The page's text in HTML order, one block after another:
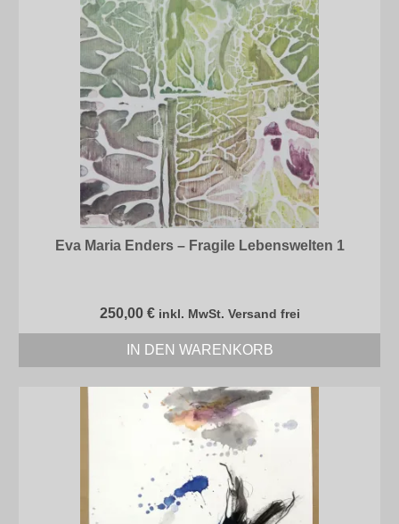
Eva Maria Enders – Fragile Lebenswelten 1
250,00 € inkl. MwSt. Versand frei
IN DEN WARENKORB